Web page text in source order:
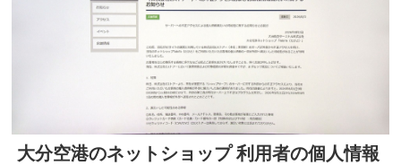
大分空港のネットショップ 利用者の個人情報